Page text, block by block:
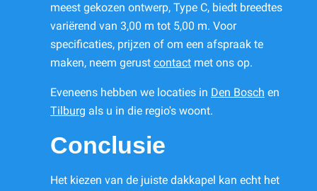
meest gekozen ontwerp, Type C, biedt breedtes
variërend van 3,00 m tot 5,00 m. Voor
specificaties, prijzen of om een afspraak te
maken, neem gerust contact met ons op.
Eveneens hebben we locaties in Den Bosch en
Tilburg als u in die regio's woont.
Conclusie
Het kiezen van de juiste dakkapel kan echt het